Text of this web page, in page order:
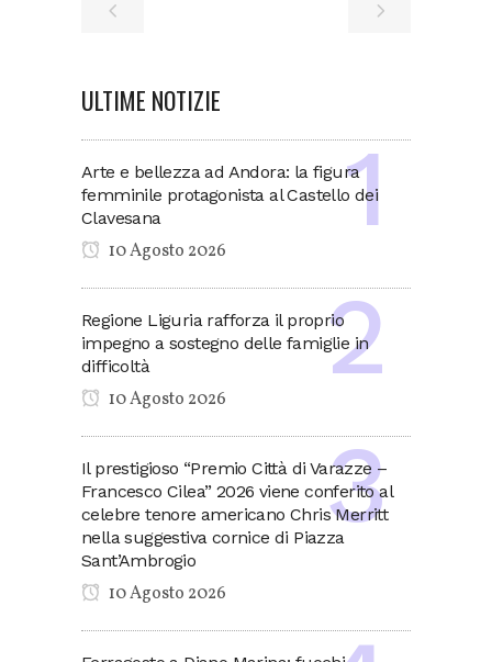
ULTIME NOTIZIE
Arte e bellezza ad Andora: la figura
femminile protagonista al Castello dei
Clavesana
10 Agosto 2026
Regione Liguria rafforza il proprio
impegno a sostegno delle famiglie in
difficoltà
10 Agosto 2026
Il prestigioso “Premio Città di Varazze –
Francesco Cilea” 2026 viene conferito al
celebre tenore americano Chris Merritt
nella suggestiva cornice di Piazza
Sant’Ambrogio
10 Agosto 2026